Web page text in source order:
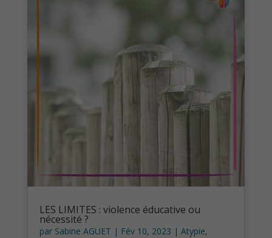
LES LIMITES : violence éducative ou
nécessité ?
par Sabine AGUET | Fév 10, 2023 | Atypie,